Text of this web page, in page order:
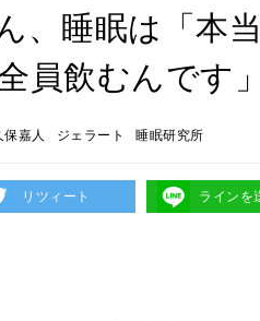
、睡眠は「本
員飲むんです
保嘉人 ジェラート 睡眠研究所
リツィート ラインを